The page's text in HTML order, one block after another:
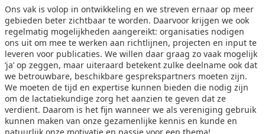
Ons vak is volop in ontwikkeling en we streven ernaar op meer
gebieden beter zichtbaar te worden. Daarvoor krijgen we ook
regelmatig mogelijkheden aangereikt: organisaties nodigen
ons uit om mee te werken aan richtlijnen, projecten en input te
leveren voor publicaties. We willen daar graag zo vaak mogelijk
‘ja’ op zeggen, maar uiteraard betekent zulke deelname ook dat
we betrouwbare, beschikbare gesprekspartners moeten zijn.
We moeten de tijd en expertise kunnen bieden die nodig zijn
om de lactatiekundige zorg het aanzien te geven dat ze
verdient. Daarom is het fijn wanneer we als vereniging gebruik
kunnen maken van onze gezamenlijke kennis en kunde en